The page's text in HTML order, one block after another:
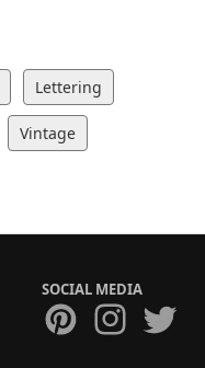
Lettering
Vintage
SOCIAL MEDIA